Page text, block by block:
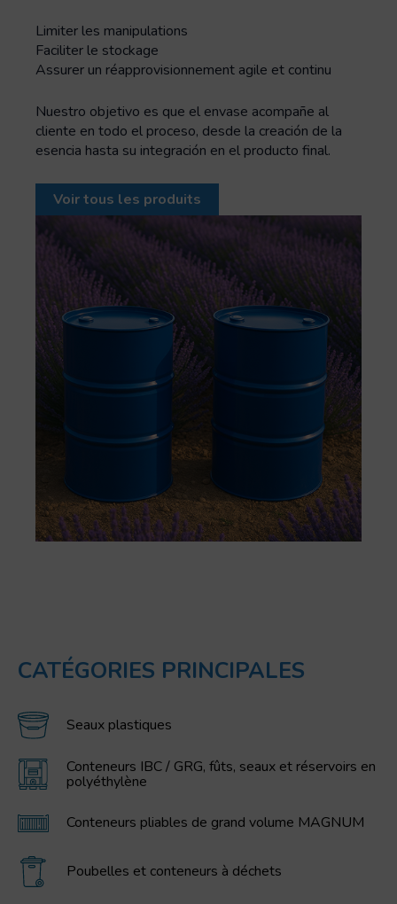
Limiter les manipulations
Faciliter le stockage
Assurer un réapprovisionnement agile et continu
Nuestro objetivo es que el envase acompañe al
cliente en todo el proceso, desde la creación de la
esencia hasta su integración en el producto final.
Voir tous les produits
CATÉGORIES PRINCIPALES
Seaux plastiques
Conteneurs IBC / GRG, fûts, seaux et réservoirs en
polyéthylène
Conteneurs pliables de grand volume MAGNUM
Poubelles et conteneurs à déchets